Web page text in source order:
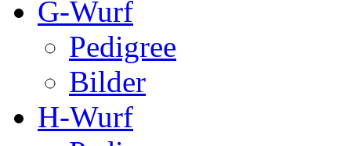
G-Wurf
Pedigree
Bilder
H-Wurf